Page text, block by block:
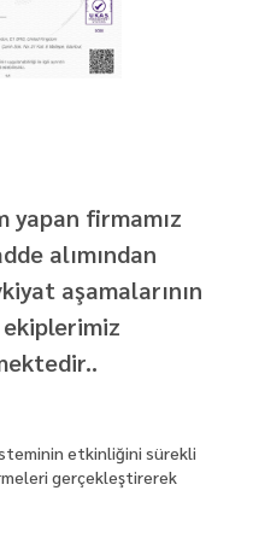
yapan firmamız
alımından
aşamalarının
ekiplerimiz
etkinliğini sürekli
gerçekleştirerek